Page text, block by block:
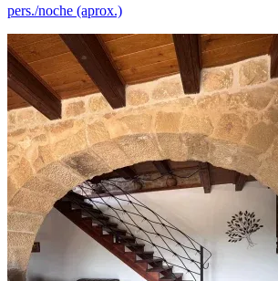
pers./noche (aprox.)